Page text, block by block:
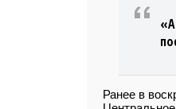
Ранее в